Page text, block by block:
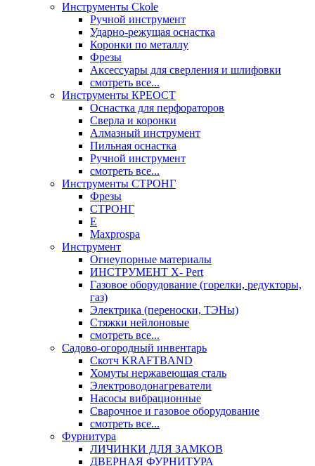
Инструменты Ckole
Ручной инструмент
Ударно‑режущая оснастка
Коронки по металлу
Фрезы
Аксессуары для сверления и шлифовки
смотреть все...
Инструменты КРЕОСТ
Оснастка для перфораторов
Сверла и коронки
Алмазный инструмент
Пильная оснастка
Ручной инструмент
смотреть все...
Инструменты СТРОНГ
Фрезы
СТРОНГ
Е
Maxprospa
Инструмент
Огнеупорные материалы
ИНСТРУМЕНТ X- Pert
Газовое оборудование (горелки, редукторы,
газ)
Электрика (переноски, ТЭНы)
Стяжки нейлоновые
смотреть все...
Садово-огородный инвентарь
Скотч KRAFTBAND
Хомуты нержавеющая сталь
Электроводонагреватели
Насосы вибрационные
Сварочное и газовое оборудование
смотреть все...
Фурнитура
ЛИЧИНКИ ДЛЯ ЗАМКОВ
ДВЕРНАЯ ФУРНИТУРА